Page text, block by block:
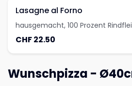
Lasagne al Forno
hausgemacht, 100 Prozent
CHF 22.50
Wunschpizza -